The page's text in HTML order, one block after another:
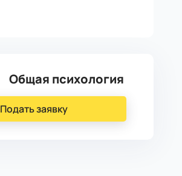
Общая психология
Подать заявку